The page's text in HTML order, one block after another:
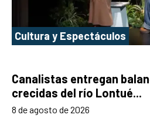
Cultura y Espectáculos
Canalistas entregan
crecidas del río Lontué...
8 de agosto de 2026